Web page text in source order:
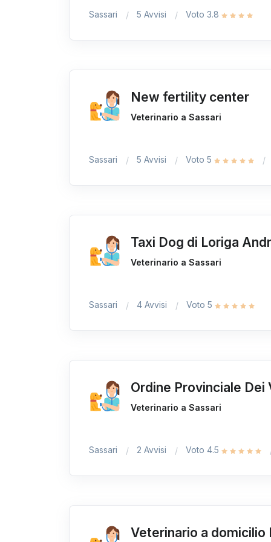
Sassari 5 Avvisi Voto 3.8
New fertility center
Veterinario a Sassari
Sassari 5 Avvisi Voto 5
Taxi Dog di Loriga
Veterinario a Sassari
Sassari 4 Avvisi Voto 5
Ordine Provinciale Dei
Veterinario a Sassari
Sassari 2 Avvisi Voto 4.5
Veterinario a